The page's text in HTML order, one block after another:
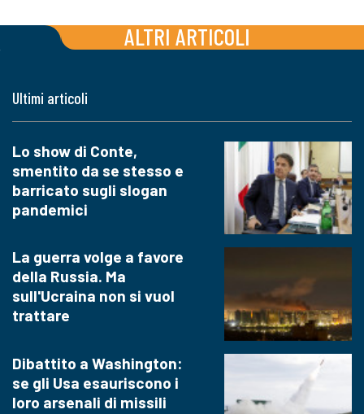
ALTRI ARTICOLI
Ultimi articoli
Lo show di Conte,
smentito da se stesso e
barricato sugli slogan
pandemici
La guerra volge a favore
della Russia. Ma
sull'Ucraina non si vuol
trattare
Dibattito a Washington:
se gli Usa esauriscono i
loro arsenali di missili